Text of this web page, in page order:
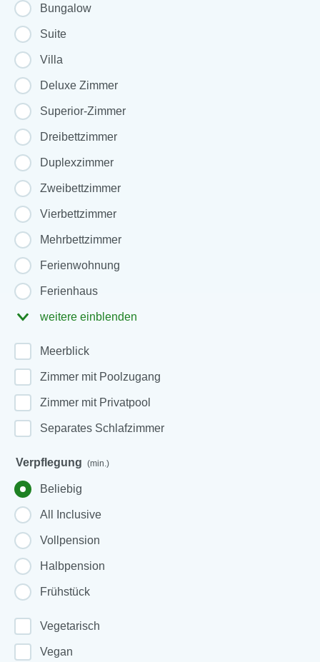
Bungalow
Suite
Villa
Deluxe Zimmer
Superior-Zimmer
Dreibettzimmer
Duplexzimmer
Zweibettzimmer
Vierbettzimmer
Mehrbettzimmer
Ferienwohnung
Ferienhaus
weitere einblenden
Meerblick
Zimmer mit Poolzugang
Zimmer mit Privatpool
Separates Schlafzimmer
Verpflegung (min.)
Beliebig
All Inclusive
Vollpension
Halbpension
Frühstück
Vegetarisch
Vegan